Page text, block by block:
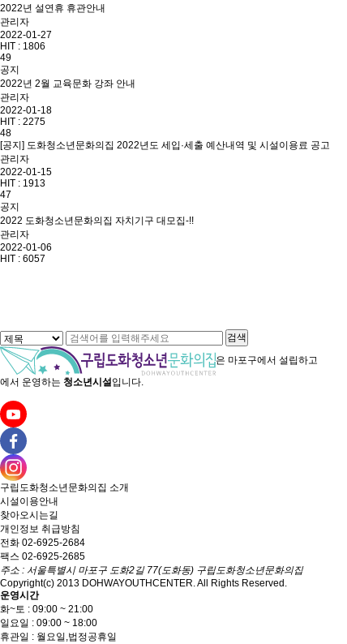
2022년 설연휴 휴관안내
관리자
2022-01-27
HIT : 1806
49
공지
2022년 2월 교육문화 강좌 안내
관리자
2022-01-18
HIT : 2275
48
[공지] 도화청소년문화의집 2022년도 세입·세출 예산내역 및 시설이용료 공고
관리자
2022-01-15
HIT : 1913
47
공지
2022 도화청소년문화의집 자치기구 대모집-!!
관리자
2022-01-06
HIT : 6057
검색
은 마포구에서 설립하고
에서 운영하는 청소년시설입니다.
구립도화청소년문화의집 소개
시설이용안내
찾아오시는길
개인정보 취급방침
전화 02-6925-2684
팩스 02-6925-2685
주소 : 서울특별시 마포구 도화2길 77(도화동) 구립도화청소년문화의집
Copyright(c) 2013 DOHWAYOUTHCENTER. All Rights Reserved.
운영시간
화~토 : 09:00 ~ 21:00
일요일 : 09:00 ~ 18:00
휴관일 : 월요일,법정공휴일